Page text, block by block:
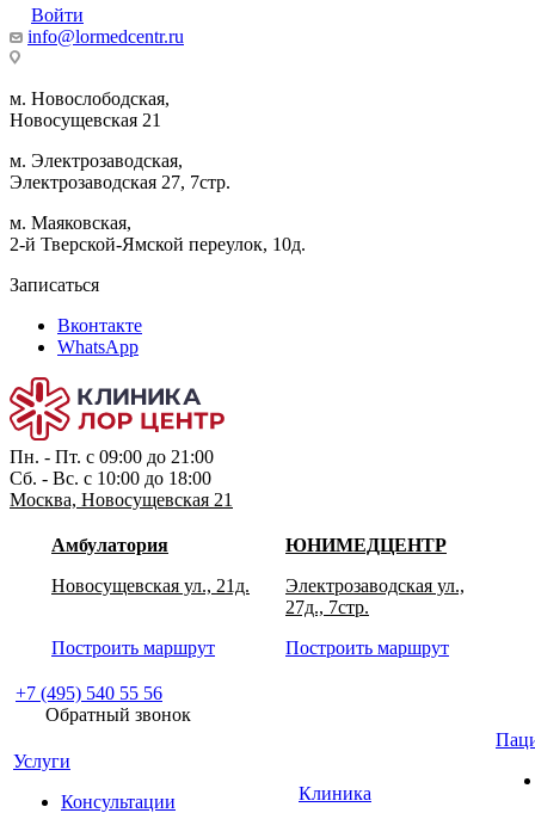
Войти
info@lormedcentr.ru
м. Новослободская,
Новосущевская 21
м. Электрозаводская,
Электрозаводская 27, 7стр.
м. Маяковская,
2-й Тверской-Ямской переулок, 10д.
Записаться
Вконтакте
WhatsApp
Пн. - Пт. с 09:00 до 21:00
Сб. - Вс. с 10:00 до 18:00
Москва, Новосущевская 21
Амбулатория
Новосущевская ул., 21д.
Построить маршрут
ЮНИМЕДЦЕНТР
Электрозаводская ул.,
27д., 7стр.
Построить маршрут
+7 (495) 540 55 56
Обратный звонок
Услуги
Консультации
Клиника